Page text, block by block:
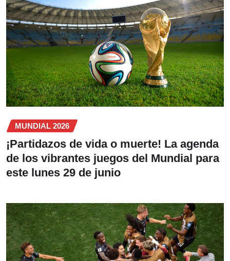
MUNDIAL 2026
¡Partidazos de vida o muerte! La agenda
de los vibrantes juegos del Mundial para
este lunes 29 de junio